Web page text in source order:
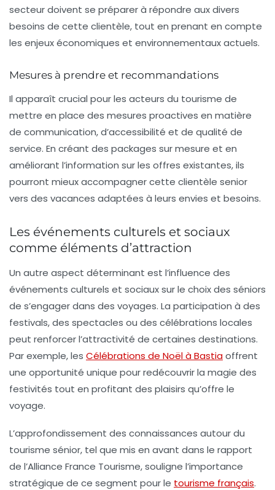
secteur doivent se préparer à répondre aux divers
besoins de cette clientèle, tout en prenant en compte
les enjeux économiques et environnementaux actuels.
Mesures à prendre et recommandations
Il apparaît crucial pour les acteurs du tourisme de
mettre en place des mesures proactives en matière
de communication, d’accessibilité et de qualité de
service. En créant des packages sur mesure et en
améliorant l’information sur les offres existantes, ils
pourront mieux accompagner cette clientèle senior
vers des vacances adaptées à leurs envies et besoins.
Les événements culturels et sociaux
comme éléments d’attraction
Un autre aspect déterminant est l’influence des
événements culturels et sociaux sur le choix des séniors
de s’engager dans des voyages. La participation à des
festivals, des spectacles ou des célébrations locales
peut renforcer l’attractivité de certaines destinations.
Par exemple, les Célébrations de Noël à Bastiaoffrent
une opportunité unique pour redécouvrir la magie des
festivités tout en profitant des plaisirs qu’offre le
voyage.
L’approfondissement des connaissances autour du
tourisme sénior, tel que mis en avant dans le rapport
de l’Alliance France Tourisme, souligne l’importance
stratégique de ce segment pour le tourisme français.